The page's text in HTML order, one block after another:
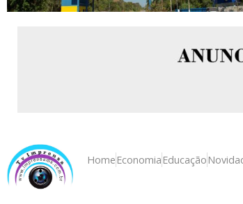
Home Economia Educação